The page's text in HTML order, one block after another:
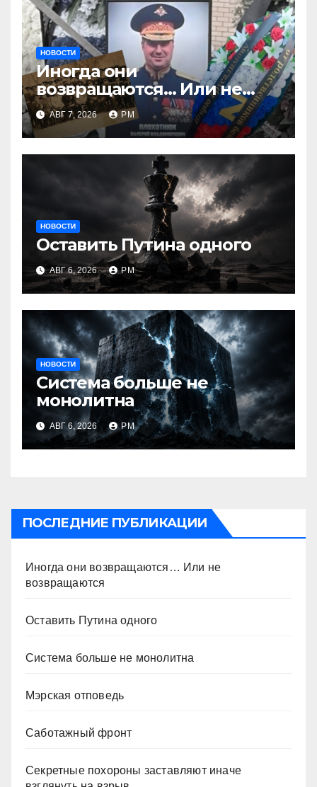
НОВОСТИ
Иногда они
возвращаются… Или не
возвращаются
АВГ 7, 2026 РМ
НОВОСТИ
Оставить Путина одного
АВГ 6, 2026 РМ
НОВОСТИ
Система больше не
монолитна
АВГ 6, 2026 РМ
ПОСЛЕДНИЕ ПУБЛИКАЦИИ
Иногда они возвращаются… Или не
возвращаются
Оставить Путина одного
Система больше не монолитна
Мэрская отповедь
Саботажный фронт
Секретные похороны заставляют иначе